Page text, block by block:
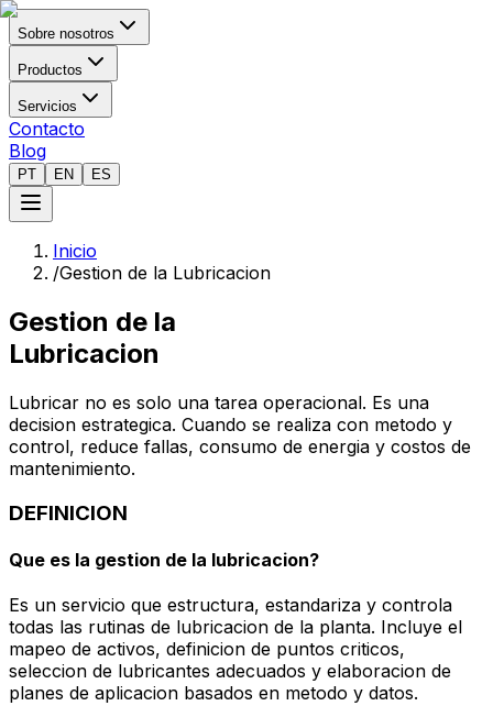
Sobre nosotros
Productos
Servicios
Contacto
Blog
PT EN ES
Inicio
/Gestion de la Lubricacion
Gestion de la
Lubricacion
Lubricar no es solo una tarea operacional. Es una
decision estrategica. Cuando se realiza con metodo y
control, reduce fallas, consumo de energia y costos de
mantenimiento.
DEFINICION
Que es la gestion de la lubricacion?
Es un servicio que estructura, estandariza y controla
todas las rutinas de lubricacion de la planta. Incluye el
mapeo de activos, definicion de puntos criticos,
seleccion de lubricantes adecuados y elaboracion de
planes de aplicacion basados en metodo y datos.